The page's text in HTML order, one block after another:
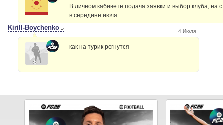
В личном кабинете подача заявки и выбор клуба, на
в середине июля
Kirill-Boychenko 4 Июля
как на турик регнутся